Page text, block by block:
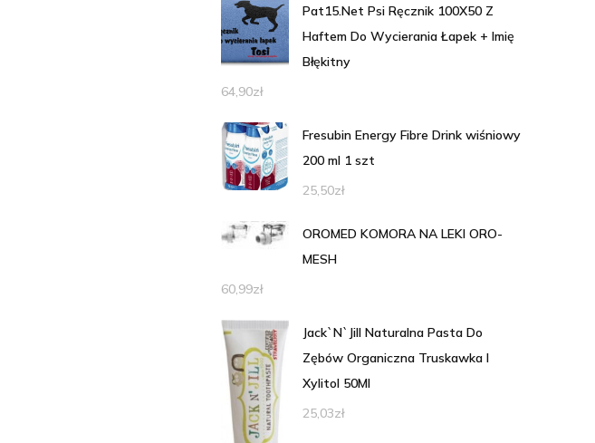
Pat15.Net Psi Ręcznik 100X50 Z
Haftem Do Wycierania Łapek + Imię
Błękitny
64,90zł
Fresubin Energy Fibre Drink wiśniowy
200 ml 1 szt
25,50zł
OROMED KOMORA NA LEKI ORO-
MESH
60,99zł
Jack`N`Jill Naturalna Pasta Do
Zębów Organiczna Truskawka I
Xylitol 50Ml
25,03zł